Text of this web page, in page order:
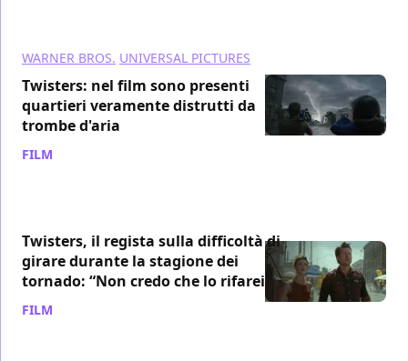
WARNER BROS. UNIVERSAL PICTURES
Twisters: nel film sono presenti
quartieri veramente distrutti da
trombe d'aria
FILM
Twisters, il regista sulla difficoltà di
girare durante la stagione dei
tornado: “Non credo che lo rifarei"
FILM